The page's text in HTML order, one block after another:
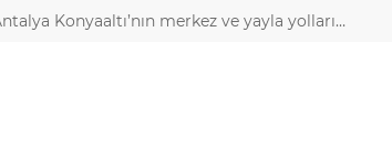
- Balıkesir Büyükşehir altyapıda hız kesmiyor
BGN
27,9743
0,0018
6.660,55